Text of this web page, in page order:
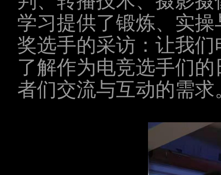
学习提供了锻炼、实
奖选手的采访：让我
了解作为电竞选手们
者们交流与互动的需求